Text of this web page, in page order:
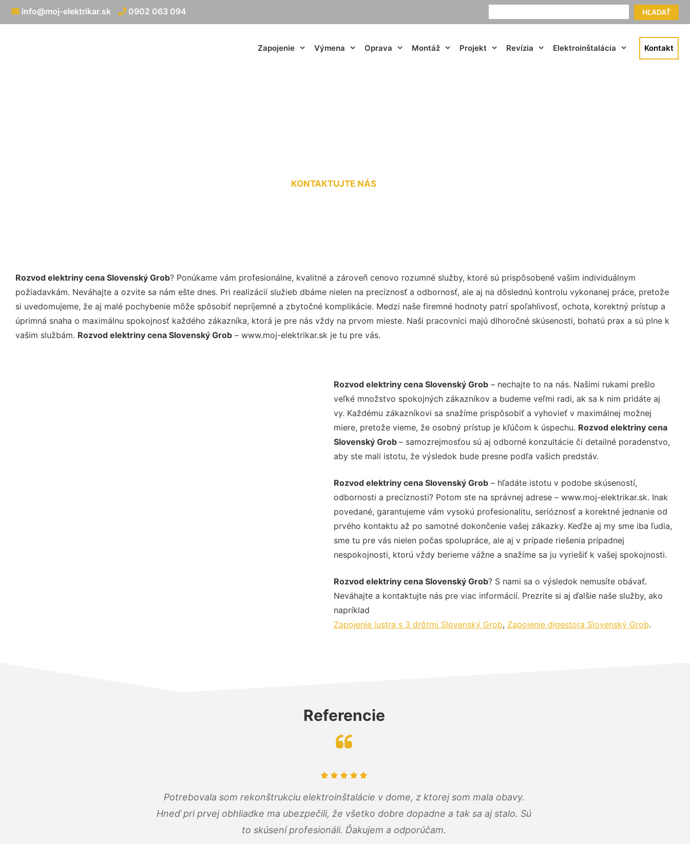
HĽADAŤ
info@moj-elektrikar.sk 0902 063 094
Zapojenie Výmena Oprava Montáž Projekt Revízia Elektroinštalácia Kontakt
KONTAKTUJTE NÁS
Rozvod elektriny cena Slovenský Grob? Ponúkame vám profesionálne, kvalitné a zároveň cenovo rozumné služby, ktoré sú prispôsobené vašim individuálnym
požiadavkám. Neváhajte a ozvite sa nám ešte dnes. Pri realizácií služieb dbáme nielen na precíznosť a odbornosť, ale aj na dôslednú kontrolu vykonanej práce, pretože
si uvedomujeme, že aj malé pochybenie môže spôsobiť nepríjemné a zbytočné komplikácie. Medzi naše firemné hodnoty patrí spoľahlivosť, ochota, korektný prístup a
úprimná snaha o maximálnu spokojnosť každého zákazníka, ktorá je pre nás vždy na prvom mieste. Naši pracovníci majú dlhoročné skúsenosti, bohatú prax a sú plne k
vašim službám. Rozvod elektriny cena Slovenský Grob – www.moj-elektrikar.sk je tu pre vás.
Rozvod elektriny cena Slovenský Grob– nechajte to na nás. Našimi rukami prešlo
veľké množstvo spokojných zákazníkov a budeme veľmi radi, ak sa k nim pridáte aj
vy. Každému zákazníkovi sa snažíme prispôsobiť a vyhovieť v maximálnej možnej
miere, pretože vieme, že osobný prístup je kľúčom k úspechu. Rozvod elektriny cena
Slovenský Grob – samozrejmosťou sú aj odborné konzultácie či detailné poradenstvo,
aby ste mali istotu, že výsledok bude presne podľa vašich predstáv.
Rozvod elektriny cena Slovenský Grob– hľadáte istotu v podobe skúseností,
odbornosti a precíznosti? Potom ste na správnej adrese – www.moj-elektrikar.sk. Inak
povedané, garantujeme vám vysokú profesionalitu, serióznosť a korektné jednanie od
prvého kontaktu až po samotné dokončenie vašej zákazky. Keďže aj my sme iba ľudia,
sme tu pre vás nielen počas spolupráce, ale aj v prípade riešenia prípadnej
nespokojnosti, ktorú vždy berieme vážne a snažíme sa ju vyriešiť k vašej spokojnosti.
Rozvod elektriny cena Slovenský Grob? S nami sa o výsledok nemusíte obávať.
Neváhajte a kontaktujte nás pre viac informácií. Prezrite si aj ďalšie naše služby, ako
napríklad
Zapojenie lustra s 3 drôtmi Slovenský Grob, Zapojenie digestora Slovenský Grob.
Referencie
Potrebovala som rekonštrukciu elektroinštalácie v dome, z ktorej som mala obavy.
Hneď pri prvej obhliadke ma ubezpečili, že všetko dobre dopadne a tak sa aj stalo. Sú
to skúsení profesionáli. Ďakujem a odporúčam.